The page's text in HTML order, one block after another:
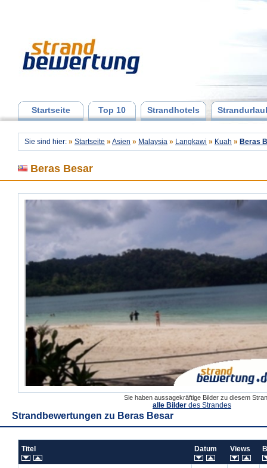
Startseite Top 10 Strandhotels
Sie sind hier: » Startseite » Asien » Malaysia » Langkawi » Kuah » Beras
Beras Besar
Sie haben aussagekräftige Bilder zu diesem
alle Bilder des Strandes
Strandbewertungen zu Beras Besar
Titel Datum Views